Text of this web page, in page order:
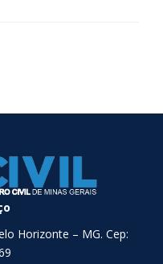
Horizonte – MG. Cep: